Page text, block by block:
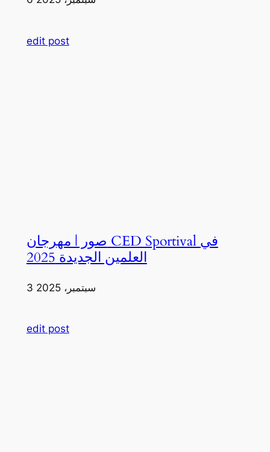
edit post
صور | مهرجان CED Sportival في
العلمين الجديدة 2025
3 سبتمبر، 2025
edit post